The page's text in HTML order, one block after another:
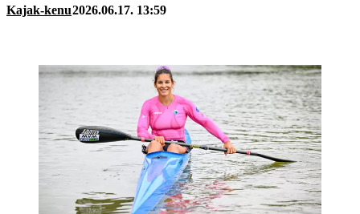
Kajak-kenu2026.06.17. 13:59